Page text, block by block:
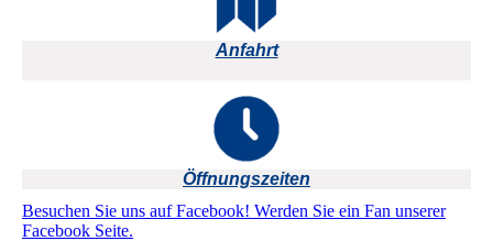
Anfahrt
Öffnungszeiten
Besuchen Sie uns auf Facebook! Werden Sie ein Fan unserer
Facebook Seite.